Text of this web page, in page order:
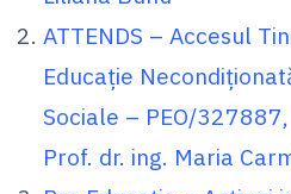
ATTENDS – Accesul
Educație
Sociale – PEO/
Prof. dr. ing. Maria